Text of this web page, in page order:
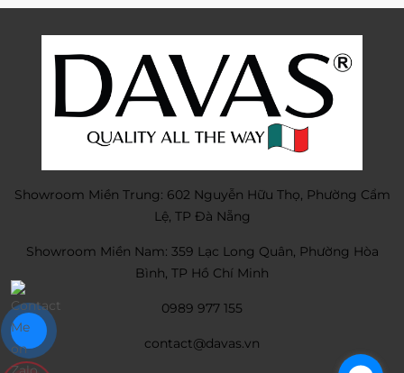
Showroom Miền Trung: 602 Nguyễn Hữu Thọ, Phường Cẩm
Lệ, TP Đà Nẵng
Showroom Miền Nam: 359 Lạc Long Quân, Phường Hòa
Bình, TP Hồ Chí Minh
0989 977 155
contact@davas.vn